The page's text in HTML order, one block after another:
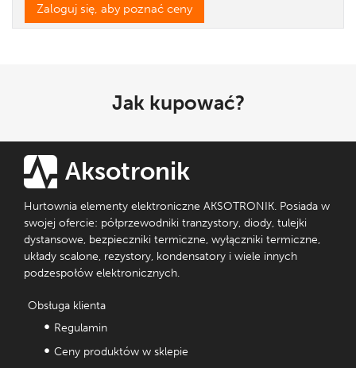
Zaloguj się, aby poznać ceny
Jak kupować?
Aksotronik
Hurtownia elementy elektroniczne AKSOTRONIK. Posiada w
swojej ofercie: półprzewodniki tranzystory, diody, tulejki
dystansowe, bezpieczniki termiczne, wyłączniki termiczne,
układy scalone, rezystory, kondensatory i wiele innych
podzespołów elektronicznych.
Obsługa klienta
Regulamin
Ceny produktów w sklepie